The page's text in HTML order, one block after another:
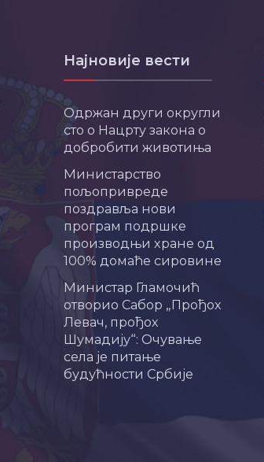
Најновије вести
Одржан други округли
сто о Нацрту закона о
добробити животиња
Министарство
пољопривреде
поздравља нови
програм подршке
производњи хране од
100% домаће сировине
Министар Гламочић
отворио Сабор „Прођох
Левач, прођох
Шумадију“: Очување
села је питање
будућности Србије